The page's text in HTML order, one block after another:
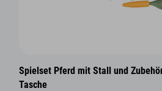
Spielset Pferd mit Stall und
Tasche